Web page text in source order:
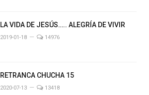
LA VIDA DE JESÚS….. ALEGRÍA DE VIVIR
2019-01-18 14976
RETRANCA CHUCHA 15
2020-07-13 13418